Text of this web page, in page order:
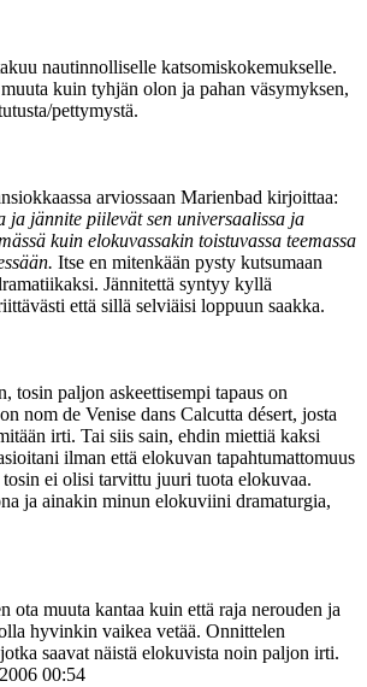
nautinnolliselle katsomiskokemukselle.
kuin tyhjän olon ja pahan väsymyksen,
pettymystä.
arviossaan Marienbad kirjoittaa:
ja jännite piilevät sen universaalissa ja
kuin elokuvassakin toistuvassa teemassa
Itse en mitenkään pysty kutsumaan
Jännitettä syntyy kyllä
että sillä selviäisi loppuun saakka.
tosin paljon askeettisempi tapaus on
nom de Venise dans Calcutta désert, josta
irti. Tai siis sain, ehdin miettiä kaksi
ilman että elokuvan tapahtumattomuus
ei olisi tarvittu juuri tuota elokuvaa.
ja ainakin minun elokuviini dramaturgia,
ota muuta kantaa kuin että raja nerouden ja
hyvinkin vaikea vetää. Onnittelen
saavat näistä elokuvista noin paljon irti.
00:54